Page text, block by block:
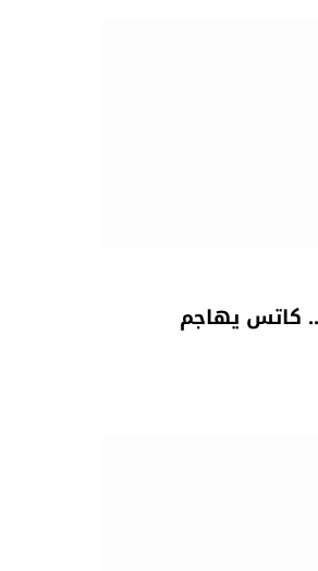
كاتس يهاجم